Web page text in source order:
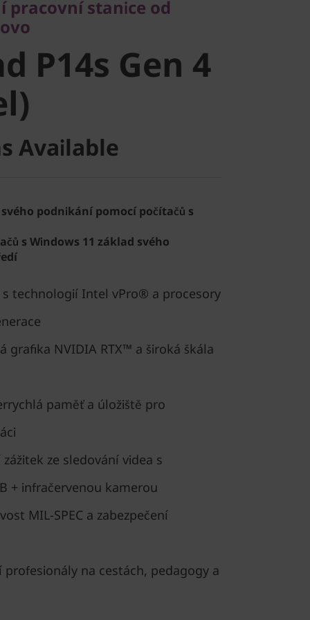
Gen
pracovní stanice od
P14s Gen 4
Available
podnikání pomocí počítačů s
s Windows 11 základ svého
technologií Intel vPro® a procesory
grafika NVIDIA RTX™ a široká škála
paměť a úložiště pro
ze sledování videa s
+ infračervenou kamerou
MIL-SPEC a zabezpečení
na cestách, pedagogy a